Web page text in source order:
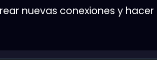
nuevas conexiones y